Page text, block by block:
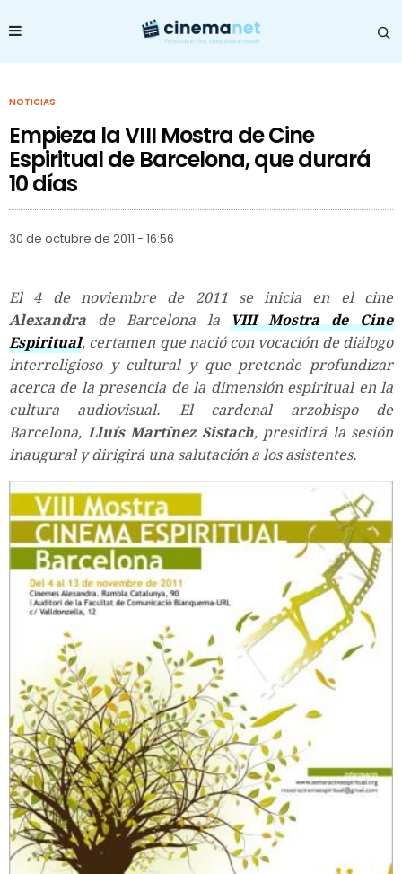
NOTICIAS
Empieza la VIII Mostra de Cine
Espiritual de Barcelona, que durará
10 días
30 de octubre de 2011 - 16:56
El 4 de noviembre de 2011 se inicia en el cine
Alexandra de Barcelona laVIII Mostra de Cine
Espiritual, certamen que nació con vocación de diálogo
interreligioso y cultural y que pretende profundizar
acerca de la presencia de la dimensión espiritual en la
cultura audiovisual. El cardenal arzobispo de
Barcelona, Lluís Martínez Sistach, presidirá la sesión
inaugural y dirigirá una salutación a los asistentes.